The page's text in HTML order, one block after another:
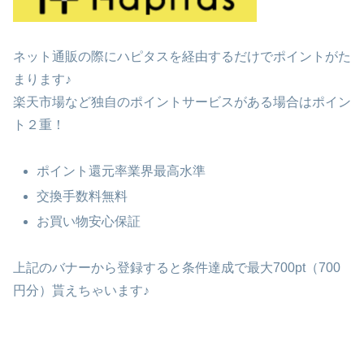
ネット通販の際にハピタスを経由するだけでポイントがた
まります♪
楽天市場など独自のポイントサービスがある場合はポイン
ト２重！
ポイント還元率業界最高水準
交換手数料無料
お買い物安心保証
上記のバナーから登録すると条件達成で最大700pt（700
円分）貰えちゃいます♪